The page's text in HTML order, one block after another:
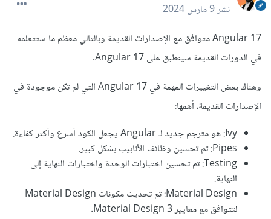
نشر9 مارس 2024
Angular 17 متوافق مع الإصدارات القديمة وبالتالي معظم ما ستتعلمه
في الدورات القديمة سينطبق على Angular 17.
وهناك بعض التغييرات المهمة في Angular 17 التي لم تكن موجودة في
الإصدارات القديمة، أهمها:
Ivy: هو مترجم جديد لـ Angular يجعل الكود أسرع وأكثر كفاءة.
Pipes: تم تحسين وظائف الأنابيب بشكل كبير.
Testing: تم تحسين اختبارات الوحدة واختبارات النهاية إلى
النهاية.
Material Design: تم تحديث مكونات Material Design
لتتوافق مع معايير Material Design 3.